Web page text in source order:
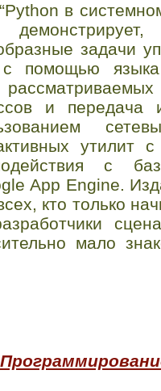
в
задачи
помощью языка
и
утилит
с
App Engine.
кто только
мало